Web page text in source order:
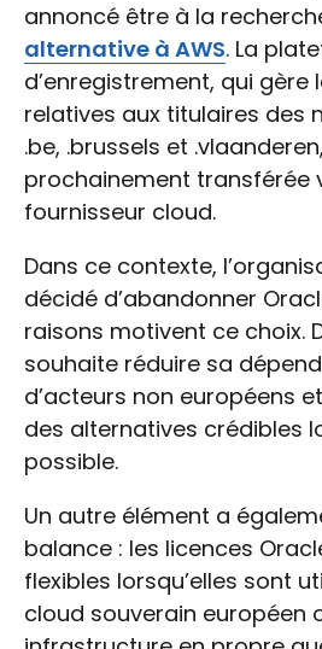
annoncé être à la
alternative à AWS. La
d’enregistrement, qui
relatives aux titulaires des
.be, .brussels et
prochainement transférée
fournisseur cloud.
Dans ce contexte,
décidé d’abandonner
raisons motivent ce choix.
souhaite réduire sa
d’acteurs non européens
des alternatives crédibles
possible.
Un autre élément a
balance : les licences
flexibles lorsqu’elles sont
cloud souverain européen